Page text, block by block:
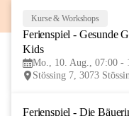
Kurse & Workshops
Ferienspiel - Gesunde
Kids
Mo., 10. Aug., 07:00 -
Stössing 7, 3073
Ferienspiel - Die